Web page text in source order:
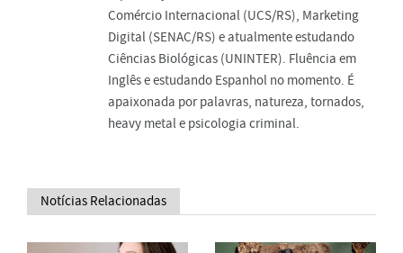
Comércio Internacional (UCS/RS), Marketing
Digital (SENAC/RS) e atualmente estudando
Ciências Biológicas (UNINTER). Fluência em
Inglês e estudando Espanhol no momento. É
apaixonada por palavras, natureza, tornados,
heavy metal e psicologia criminal.
Notícias Relacionadas